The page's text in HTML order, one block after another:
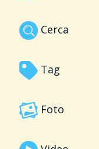
Cerca
Tag
Foto